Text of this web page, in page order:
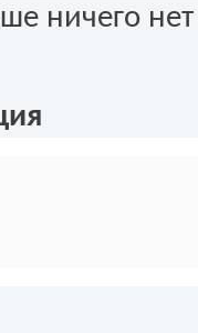
ничего нет